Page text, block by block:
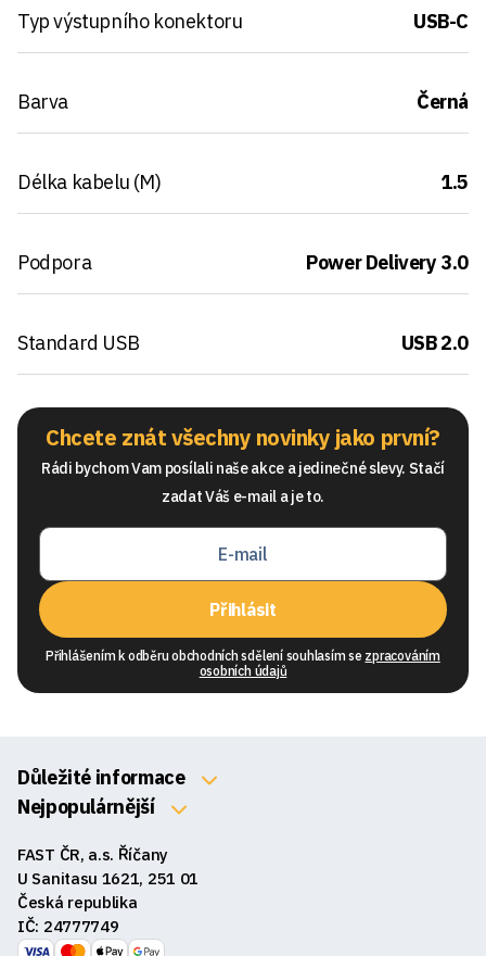
Typ výstupního konektoru USB-C
Barva Černá
Délka kabelu (M) 1.5
Podpora Power Delivery 3.0
Standard USB USB 2.0
Chcete znát všechny novinky jako první?
Rádi bychom Vam posílali naše akce a jedinečné slevy. Stačí
zadat Váš e-mail a je to.
Přihlásit
Přihlášením k odběru obchodních sdělení souhlasím se zpracováním
osobních údajů
Důležité informace
O nás
Obchodní podmínky
Reklamace a vrácení zboží
GDPR
Nejpopulárnější
Sluchátka
Reproduktory
FAST ČR, a.s. Říčany
U Sanitasu 1621, 251 01
Česká republika
IČ: 24777749